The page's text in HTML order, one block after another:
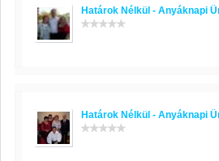
Határok Nélkül - Anyáknapi
Határok Nélkül - Anyáknapi